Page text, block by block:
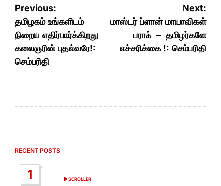
Post
navigation
Previous:
தமிழகம் உங்களிடம்
நிறைய எதிர்பார்க்கிறது
கலைஞரின் புதல்வரே!:
செம்பரிதி
Next:
மாஸ்டர் ப்ளான் மாயாவிகள்
பராக் – தமிழர்களே
எச்சரிக்கை !: செம்பரிதி
RECENT POSTS
1
POSTED
SCROLLER